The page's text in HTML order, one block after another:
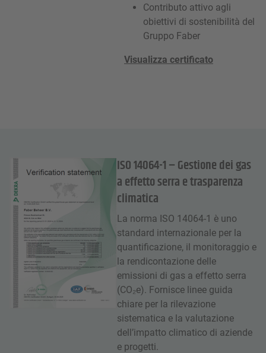
Contributo attivo agli
obiettivi di sostenibilità del
Gruppo Faber
Visualizza certificato
ISO 14064-1 – Gestione dei gas
a effetto serra e trasparenza
climatica
La norma ISO 14064-1 è uno
standard internazionale per la
quantificazione, il monitoraggio e
la rendicontazione delle
emissioni di gas a effetto serra
(CO₂e). Fornisce linee guida
chiare per la rilevazione
sistematica e la valutazione
dell’impatto climatico di aziende
e progetti.